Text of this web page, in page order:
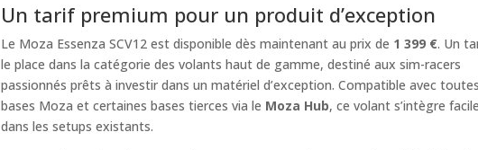
Un tarif premium pour un produit d’exception
Le Moza Essenza SCV12 est disponible dès maintenant au prix de 1 399 €. Un
le place dans la catégorie des volants haut de gamme, destiné aux sim-racers
passionnés prêts à investir dans un matériel d’exception. Compatible avec
bases Moza et certaines bases tierces via le Moza Hub, ce volant s’intègre
dans les setups existants.